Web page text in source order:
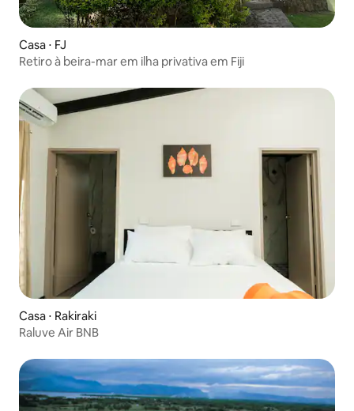
Casa ⋅ FJ
Retiro à beira-mar em ilha privativa em Fiji
Casa ⋅ Rakiraki
Raluve Air BNB